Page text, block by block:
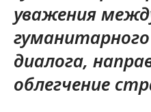
уважения
диалога,
облегчение